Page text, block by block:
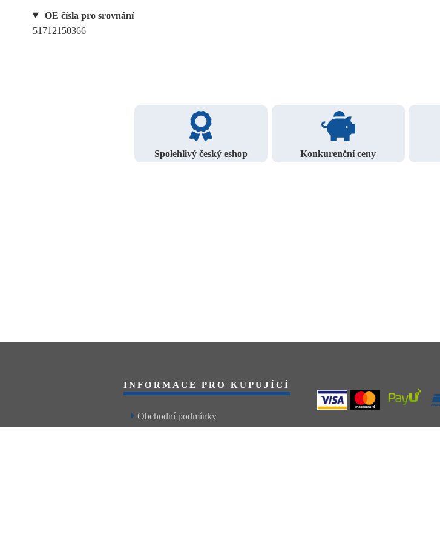
OE čísla pro srovnání
51712150366
Spolehlivý český eshop Konkurenční ceny
INFORMACE PRO KUPUJÍCÍ
Obchodní podmínky